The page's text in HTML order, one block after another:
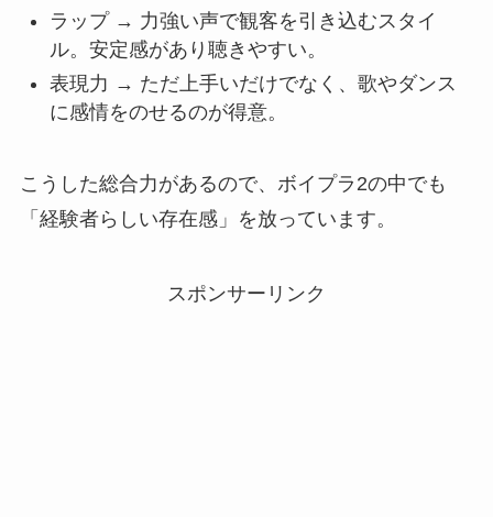
ラップ → 力強い声で観客を引き込むスタイ
ル。安定感があり聴きやすい。
表現力 → ただ上手いだけでなく、歌やダンス
に感情をのせるのが得意。
こうした総合力があるので、ボイプラ2の中でも
「経験者らしい存在感」を放っています。
スポンサーリンク